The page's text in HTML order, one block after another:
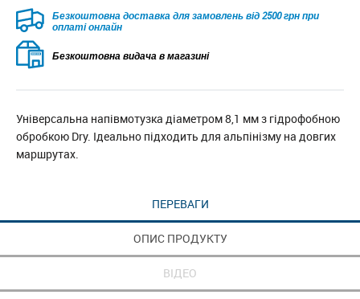
Безкоштовна доставка для замовлень від 2500 грн при
оплаті онлайн
Безкоштовна видача в магазині
Універсальна напівмотузка діаметром 8,1 мм з гідрофобною
обробкою Dry. Ідеально підходить для альпінізму на довгих
маршрутах.
ПЕРЕВАГИ
ОПИС ПРОДУКТУ
ВІДЕО